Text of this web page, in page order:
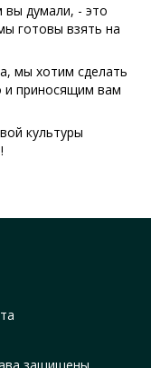
думали, - это
готовы взять на
мы хотим сделать
и приносящим вам
культуры